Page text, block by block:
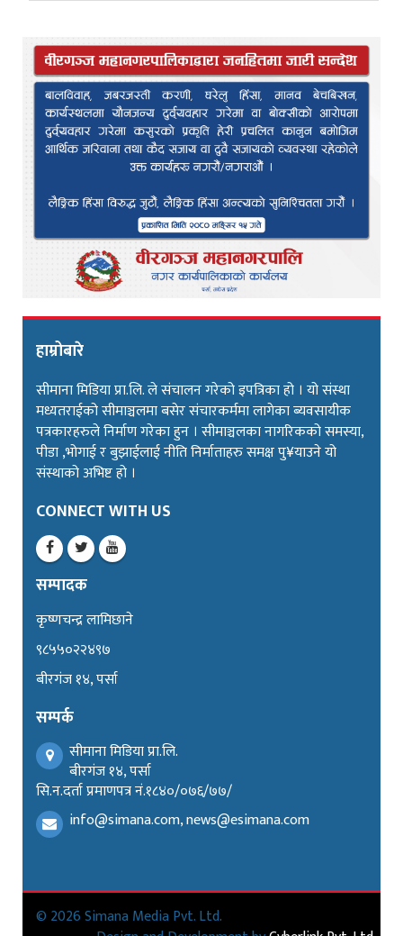
हाम्रोबारे
सीमाना मिडिया प्रा.लि. ले संचालन गरेको इपत्रिका हो । यो संस्था
मध्यतराईको सीमाञ्चलमा बसेर संचारकर्ममा लागेका ब्यवसायीक
पत्रकारहरुले निर्माण गरेका हुन । सीमाञ्चलका नागरिकको समस्या,
पीडा ,भोगाई र बुझाईलाई नीति निर्माताहरु समक्ष पु¥याउने यो
संस्थाको अभिष्ट हो ।
CONNECT WITH US
सम्पादक
कृष्णचन्द्र लामिछाने
९८५५०२२४९७
बीरगंज १४, पर्सा
सम्पर्क
सीमाना मिडिया प्रा.लि.
बीरगंज १४, पर्सा
सि.न.दर्ता प्रमाणपत्र नं.१८४०/०७६/७७/
info@simana.com, news@esimana.com
© 2026 Simana Media Pvt. Ltd.